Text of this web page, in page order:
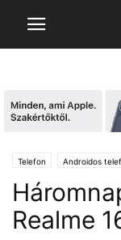
Telefon Androidos
Realme